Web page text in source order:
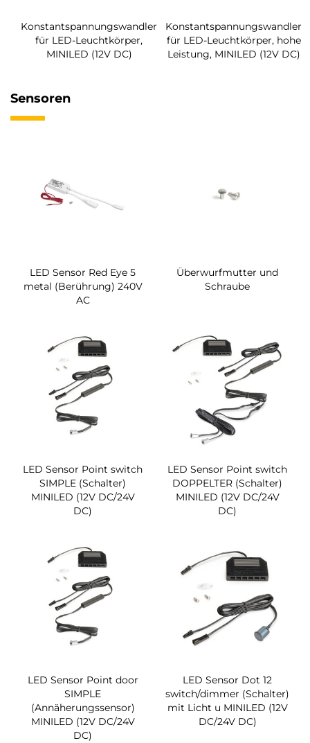
Konstantspannungswandler
für LED-Leuchtkörper,
MINILED (12V DC)
Konstantspannungswandler
für LED-Leuchtkörper, hohe
Leistung, MINILED (12V DC)
Sensoren
LED Sensor Red Eye 5
metal (Berührung) 240V
AC
Überwurfmutter und
Schraube
LED Sensor Point switch
SIMPLE (Schalter)
MINILED (12V DC/24V
DC)
LED Sensor Point switch
DOPPELTER (Schalter)
MINILED (12V DC/24V
DC)
LED Sensor Point door
SIMPLE
(Annäherungssensor)
MINILED (12V DC/24V
DC)
LED Sensor Dot 12
switch/dimmer (Schalter)
mit Licht u MINILED (12V
DC/24V DC)